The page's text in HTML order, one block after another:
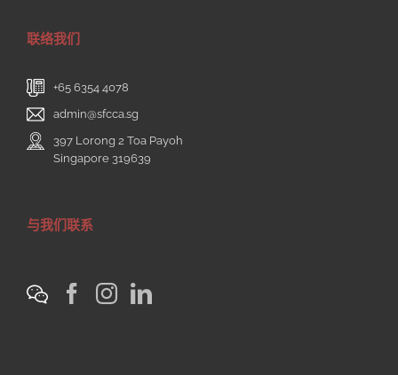
联络我们
+65 6354 4078
admin@sfcca.sg
397 Lorong 2 Toa Payoh
Singapore 319639
与我们联系